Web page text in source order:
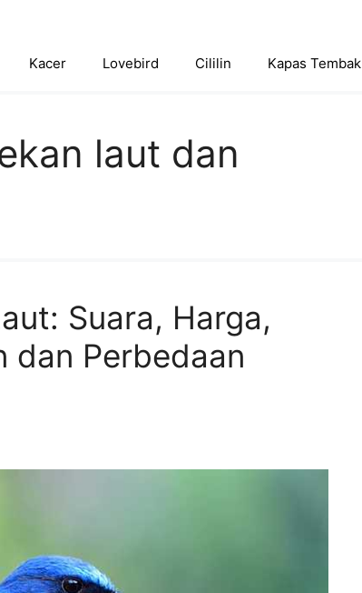
Kacer Lovebird Cililin Kapas Tembak
laut dan
Suara, Harga,
dan Perbedaan